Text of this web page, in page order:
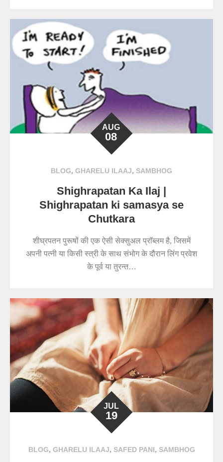
AUG
08
BLOG, GHARELU ILAAJ, SAMBHOG
Shighrapatan Ka Ilaj |
Shighrapatan ki samasya se
Chutkara
शीघ्रपतन पुरूषों की एक ऐसी सेक्सुअल प्राॅब्लम है, जिसमें
अपनी पत्नी या किसी स्त्री के साथ संभोग के दौरान लिंग प्रवेश
के पूर्व या तुरन्त…
JUL
19
BLOG, GHARELU ILAAJ, SAFED PANI, SAMBHOG